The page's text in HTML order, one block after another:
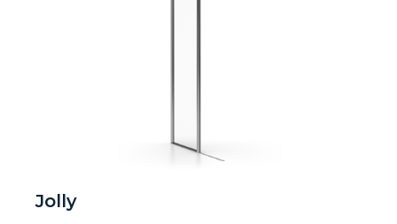
Jolly